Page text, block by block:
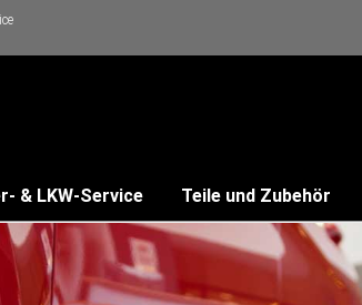
& LKW-Service Teile und Zubehör